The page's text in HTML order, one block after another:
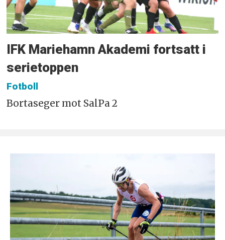
IFK Mariehamn Akademi fortsatt i
serietoppen
Fotboll
Bortaseger mot SalPa 2